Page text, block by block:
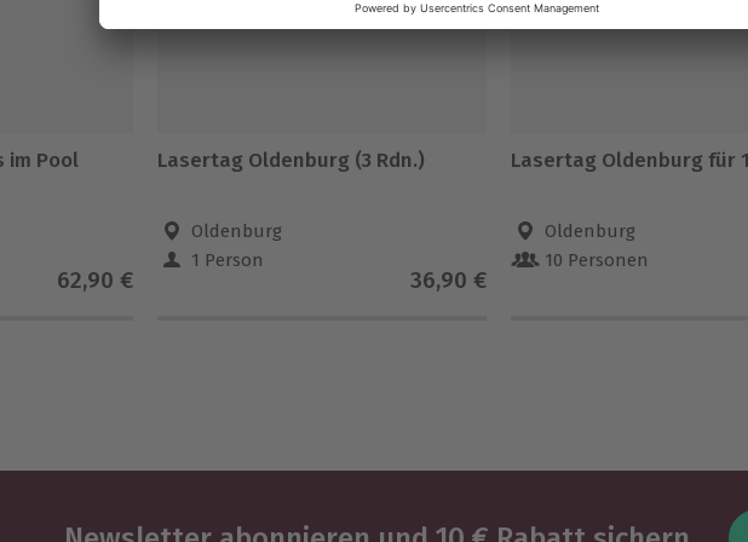
im Pool
62,90 €
Lasertag Oldenburg (3 Rdn.)
Oldenburg
1 Person
36,90 €
Lasertag Oldenburg für
Oldenburg
10 Personen